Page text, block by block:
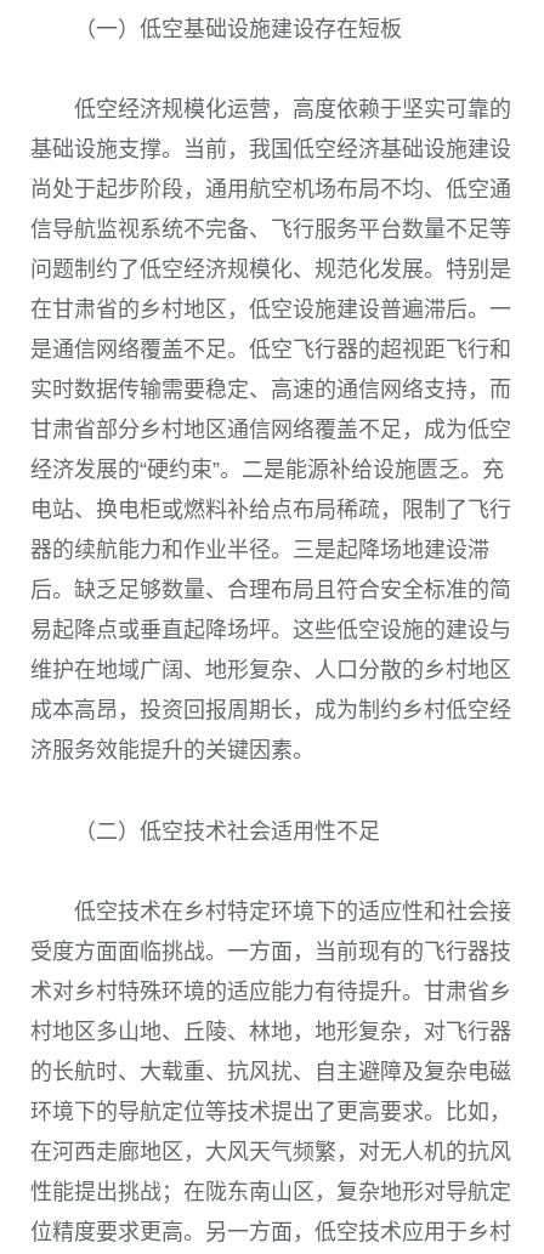
（一）低空基础设施建设存在短板
低空经济规模化运营，高度依赖于坚实可靠的
基础设施支撑。当前，我国低空经济基础设施建设
尚处于起步阶段，通用航空机场布局不均、低空通
信导航监视系统不完备、飞行服务平台数量不足等
问题制约了低空经济规模化、规范化发展。特别是
在甘肃省的乡村地区，低空设施建设普遍滞后。一
是通信网络覆盖不足。低空飞行器的超视距飞行和
实时数据传输需要稳定、高速的通信网络支持，而
甘肃省部分乡村地区通信网络覆盖不足，成为低空
经济发展的“硬约束”。二是能源补给设施匮乏。充
电站、换电柜或燃料补给点布局稀疏，限制了飞行
器的续航能力和作业半径。三是起降场地建设滞
后。缺乏足够数量、合理布局且符合安全标准的简
易起降点或垂直起降场坪。这些低空设施的建设与
维护在地域广阔、地形复杂、人口分散的乡村地区
成本高昂，投资回报周期长，成为制约乡村低空经
济服务效能提升的关键因素。
（二）低空技术社会适用性不足
低空技术在乡村特定环境下的适应性和社会接
受度方面面临挑战。一方面，当前现有的飞行器技
术对乡村特殊环境的适应能力有待提升。甘肃省乡
村地区多山地、丘陵、林地，地形复杂，对飞行器
的长航时、大载重、抗风扰、自主避障及复杂电磁
环境下的导航定位等技术提出了更高要求。比如，
在河西走廊地区，大风天气频繁，对无人机的抗风
性能提出挑战；在陇东南山区，复杂地形对导航定
位精度要求更高。另一方面，低空技术应用于乡村